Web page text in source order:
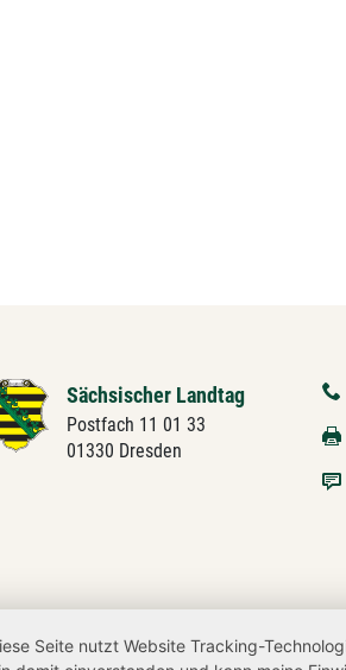
Sächsischer Landtag
Postfach 11 01 33
01330 Dresden
Seite nutzt Website Tracking-